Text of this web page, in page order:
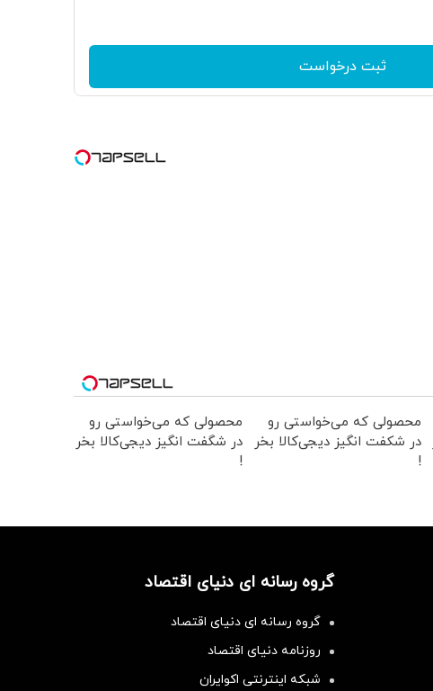
ثبت درخواست
محصولی که می‌خواستی رو
در شکفت انگیز دیجی‌کالا بخر
!
محصولی که می‌خواستی رو
در شگفت انگیز دیجی‌کالا بخر
!
گروه رسانه ای دنیای اقتصاد
گروه رسانه ای دنیای اقتصاد
روزنامه دنیای اقتصاد
شبکه اینترنتی اکوایران